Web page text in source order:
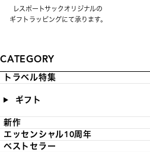
レスポートサックオリジナルの
ギフトラッピングにて承ります。
CATEGORY
トラベル特集
ギフト
新作
エッセンシャル10周年
ベストセラー